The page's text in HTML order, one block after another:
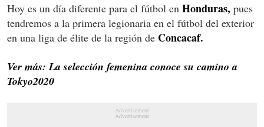
Hoy es un día diferente para el fútbol en Honduras, pues
tendremos a la primera legionaria en el fútbol del exterior
en una liga de élite de la región de Concacaf.
Ver más: La selección femenina conoce su camino a
Tokyo2020